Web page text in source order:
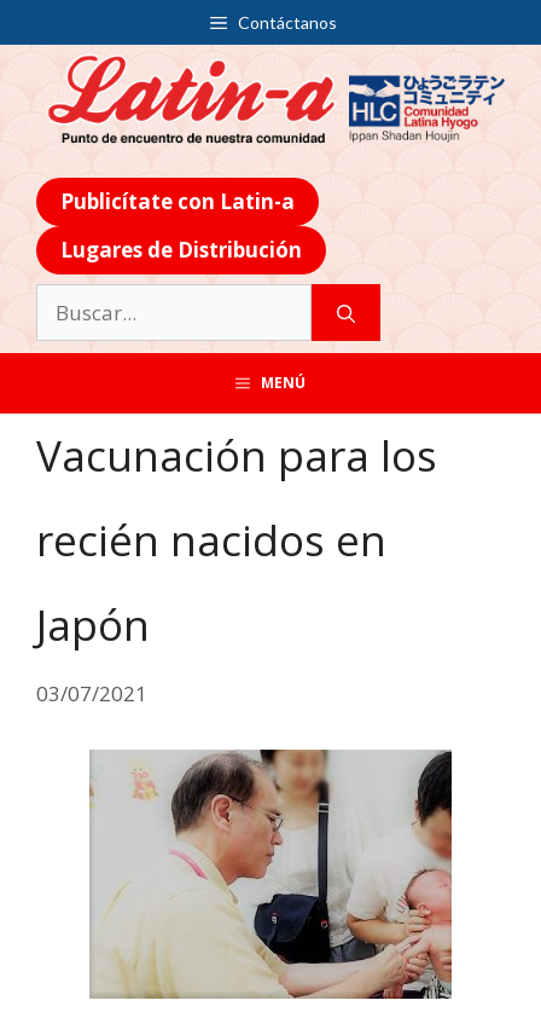
Contáctanos
Publicítate con Latin-a
Lugares de Distribución
MENÚ
Vacunación para los
recién nacidos en
Japón
03/07/2021